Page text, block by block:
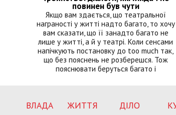
повинен був чути
Якщо вам здається, що театральної
награності у житті надто багато, то хочу
вам сказати, що її занадто багато не
лише у житті, а й у театрі. Коли сенсами
напічкують постановку до too much так,
що без пояснень не розберешся. Тож
пояснювати беруться багато і
ВЛАДА ЖИТТЯ ДІЛО